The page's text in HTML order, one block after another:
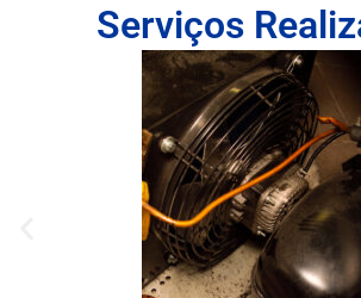
Serviços